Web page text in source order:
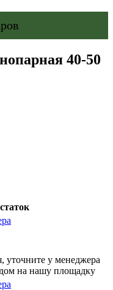
40-50
уточните у менеджера
на нашу площадку